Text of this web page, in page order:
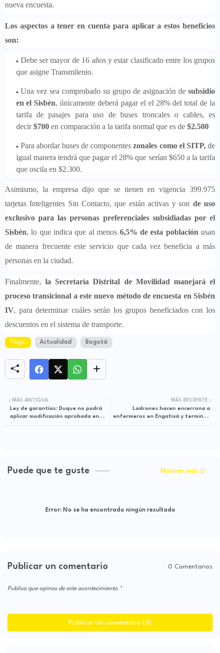
nueva encuesta.
Los aspectos a tener en cuenta para aplicar a estos beneficios
son:
Debe ser mayor de 16 años y estar clasificado entre los grupos
que asigne Transmilenio.
Una vez sea comprobado su grupo de asignación de subsidio
en el Sisbén, únicamente deberá pagar el el 28% del total de la
tarifa de pasajes para uso de buses troncales o cables, es
decir$700en comparación a la tarifa normal que es de $2.500
Para abordar buses de componenteszonales como el SITP,de
igual manera tendrá que pagar el 28% que serían $650 a la tarifa
que oscila en $2.300.
Asimismo, la empresa dijo que se tienen en vigencia 399.975
tarjetas Inteligentes Sin Contacto, que están activas y son de uso
exclusivo para las personas preferenciales subsidiadas por el
Sisbén, lo que indica que al menos 6,5% de esta población usan
de manera frecuente este servicio que cada vez beneficia a más
personas en la ciudad.
Finalmente,la Secretaría Distrital de Movilidad manejará el
proceso transicional a este nuevo método de encuesta en Sisbén
IV, para determinar cuáles serán los grupos beneficiados con los
descuentos en el sistema de transporte.
Tags: Actualidad Bogotá
MÁS RECIENTE
Ladrones hacen encerrona a
enfermeros en Engativá y terminan
MÁS ANTIGUA
Ley de garantías: Duque no podrá
aplicar modificación aprobada en
Puede que te guste Mostrar más
Error:No se ha encontrado ningún resultado
Publicar un comentario 0 Comentarios
Publica que opinas de este acontecimiento
Publicar un comentario (0)